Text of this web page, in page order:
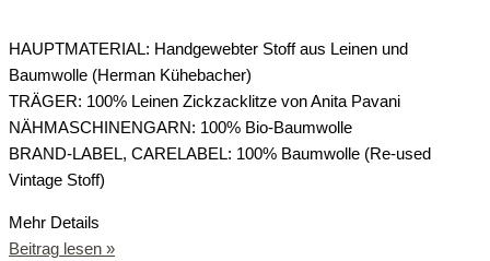
HAUPTMATERIAL: Handgewebter Stoff aus Leinen und
Baumwolle (Herman Kühebacher)
TRÄGER: 100% Leinen Zickzacklitze von Anita Pavani
NÄHMASCHINENGARN: 100% Bio-Baumwolle
BRAND-LABEL, CARELABEL: 100% Baumwolle (Re-used
Vintage Stoff)
Mehr Details
Beitrag lesen »